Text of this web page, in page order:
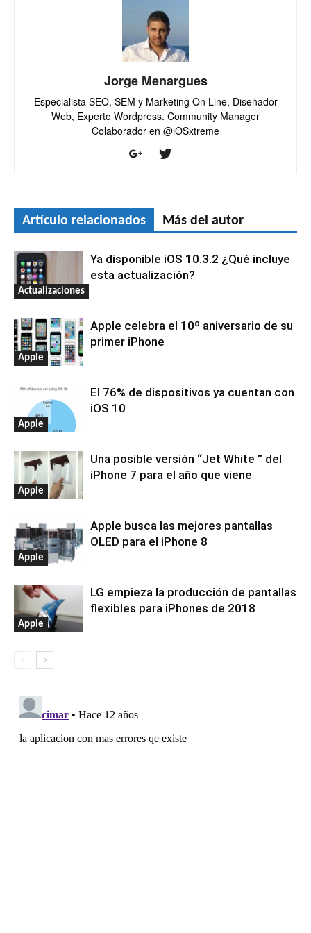
Jorge Menargues
Especialista SEO, SEM y Marketing On Line, Diseñador
Web, Experto Wordpress. Community Manager
Colaborador en @iOSxtreme
Artículo relacionados Más del autor
Actualizaciones
Ya disponible iOS 10.3.2 ¿Qué incluye
esta actualización?
Apple
Apple celebra el 10º aniversario de su
primer iPhone
Apple
El 76% de dispositivos ya cuentan con
iOS 10
Apple
Una posible versión “Jet White ” del
iPhone 7 para el año que viene
Apple
Apple busca las mejores pantallas
OLED para el iPhone 8
Apple
LG empieza la producción de pantallas
flexibles para iPhones de 2018